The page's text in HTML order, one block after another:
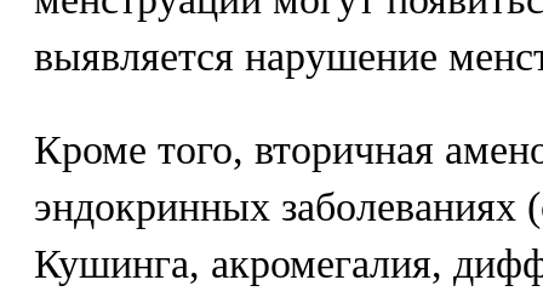
выявляется нарушение
Кроме того, вторичная
эндокринных заболеваниях
Кушинга, акромегалия,